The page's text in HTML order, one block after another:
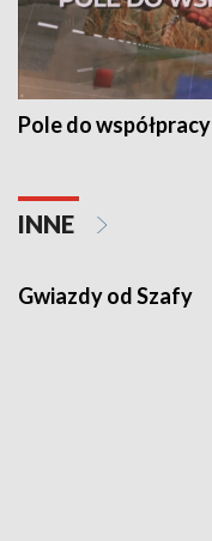
Pole do współpracy
INNE
Gwiazdy od Szafy